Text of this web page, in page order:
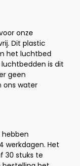
onze
Dit plastic
het luchtbed
is dit
geen
ons water
hebben
werkdagen. Het
30 stuks te